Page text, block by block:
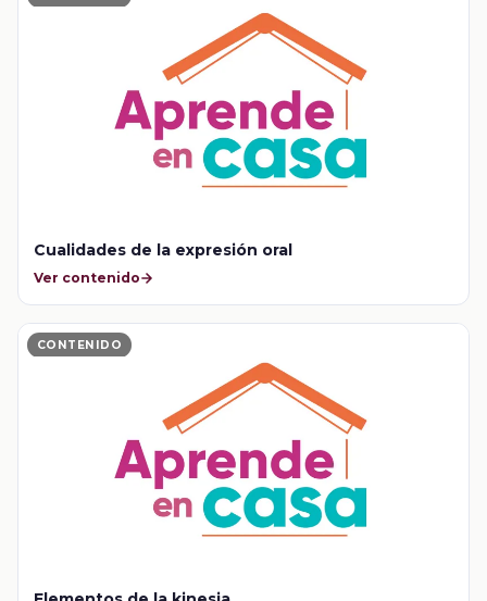
Cualidades de la expresión oral
Ver contenido
CONTENIDO